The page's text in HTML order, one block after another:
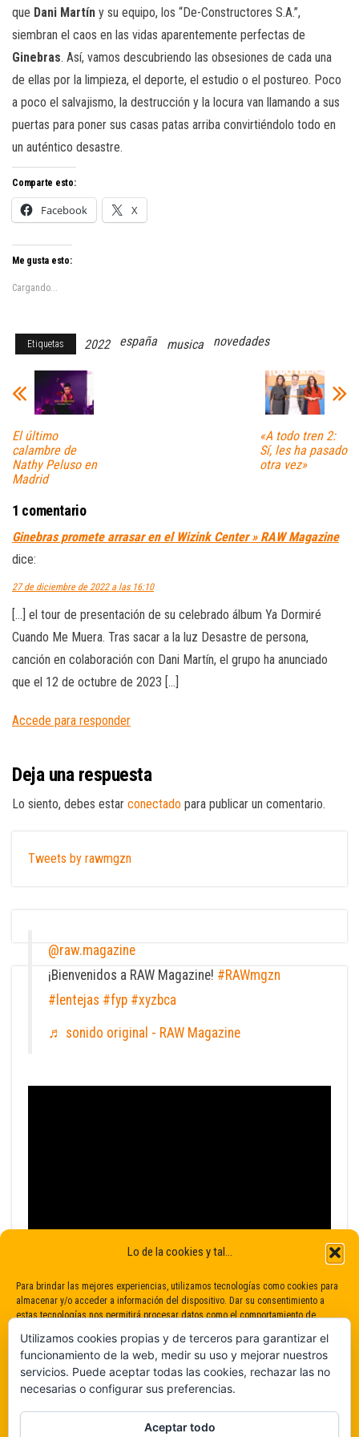
Lo de la cookies y tal...
Para brindar las mejores experiencias, utilizamos tecnologías como cookies para
almacenar y/o acceder a información del dispositivo. Dar su consentimiento a
estas tecnologías nos permitirá procesar datos como el comportamiento de
consentimiento puede afectar negativamente a determinadas características y
funciones.
que Dani Martín y su equipo, los “De-Constructores S.A.”,
siembran el caos en las vidas aparentemente perfectas de
Ginebras. Así, vamos descubriendo las obsesiones de cada una
de ellas por la limpieza, el deporte, el estudio o el postureo. Poco
a poco el salvajismo, la destrucción y la locura van llamando a sus
puertas para poner sus casas patas arriba convirtiéndolo todo en
un auténtico desastre.
Comparte esto:
Facebook X
Me gusta esto:
Cargando...
Etiquetas 2022 españa musica novedades
El último
calambre de
Nathy Peluso en
Madrid
«A todo tren 2:
Sí, les ha pasado
otra vez»
1 comentario
Ginebras promete arrasar en el Wizink Center » RAW Magazine
dice:
27 de diciembre de 2022 a las 16:10
[…] el tour de presentación de su celebrado álbum Ya Dormiré
Cuando Me Muera. Tras sacar a la luz Desastre de persona,
canción en colaboración con Dani Martín, el grupo ha anunciado
que el 12 de octubre de 2023 […]
Accede para responder
Deja una respuesta
Lo siento, debes estar conectado para publicar un comentario.
Tweets by rawmgzn
@raw.magazine
¡Bienvenidos a RAW Magazine! #RAWmgzn
#lentejas #fyp #xyzbca
♬ sonido original - RAW Magazine
Utilizamos cookies propias y de terceros para garantizar el
funcionamiento de la web, medir su uso y mejorar nuestros
servicios. Puede aceptar todas las cookies, rechazar las no
necesarias o configurar sus preferencias.
Aceptar todo